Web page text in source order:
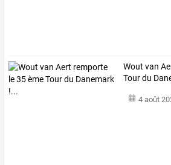
Wout van
Tour du
4 août